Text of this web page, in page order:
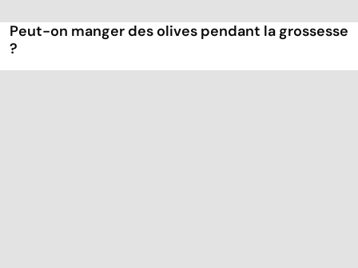
Peut-on manger des olives pendant la grossesse
?